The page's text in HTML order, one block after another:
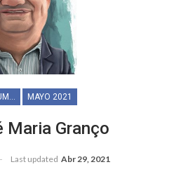
CONSENTIDO DEL HUMOR MAYO 2021
Maria Granço
Last updated Abr 29, 2021